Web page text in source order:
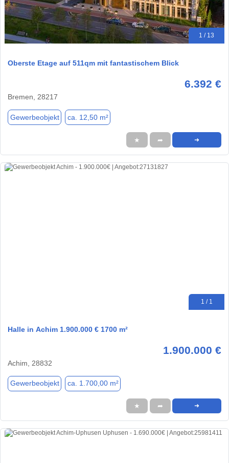
1 / 13
Oberste Etage auf 511qm mit fantastischem Blick
6.392 €
Bremen, 28217
Gewerbeobjekt ca. 12,50 m²
★ ➦ ➜
1 / 1
Halle in Achim 1.900.000 € 1700 m²
1.900.000 €
Achim, 28832
Gewerbeobjekt ca. 1.700,00 m²
★ ➦ ➜